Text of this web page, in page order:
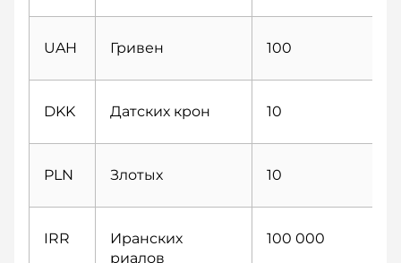
UAH Гривен 100
DKK Датских крон 10
PLN Злотых 10
IRR
Иранских
риалов
100 000